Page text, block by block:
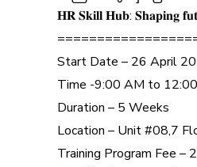
𝐇𝐑 𝐒𝐤𝐢𝐥𝐥 𝐇𝐮𝐛: 𝐒𝐡𝐚𝐩𝐢𝐧𝐠
Start Date – 26 April
Time -9:00 AM to 12:00
Duration – 5 Weeks
Location – Unit #08,7
Training Program Fee